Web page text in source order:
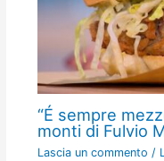
“É sempre
monti di Fulvio
Lascia un commento /